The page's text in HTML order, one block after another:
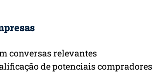
conversas relevantes
de potenciais compradores